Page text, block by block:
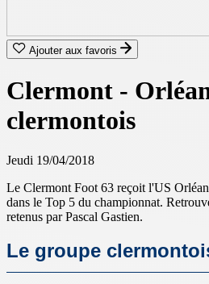
Ajouter aux favoris
Clermont -
clermontois
Jeudi 19/04/2018
Le Clermont Foot 63 reçoit l'US
dans le Top 5 du championnat.
retenus par Pascal Gastien.
Le groupe